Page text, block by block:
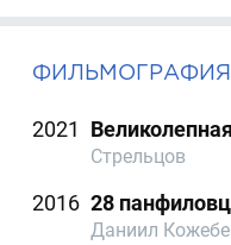
ФИЛЬМОГРАФИЯ
2021
Стрельцов
2016 28
Даниил